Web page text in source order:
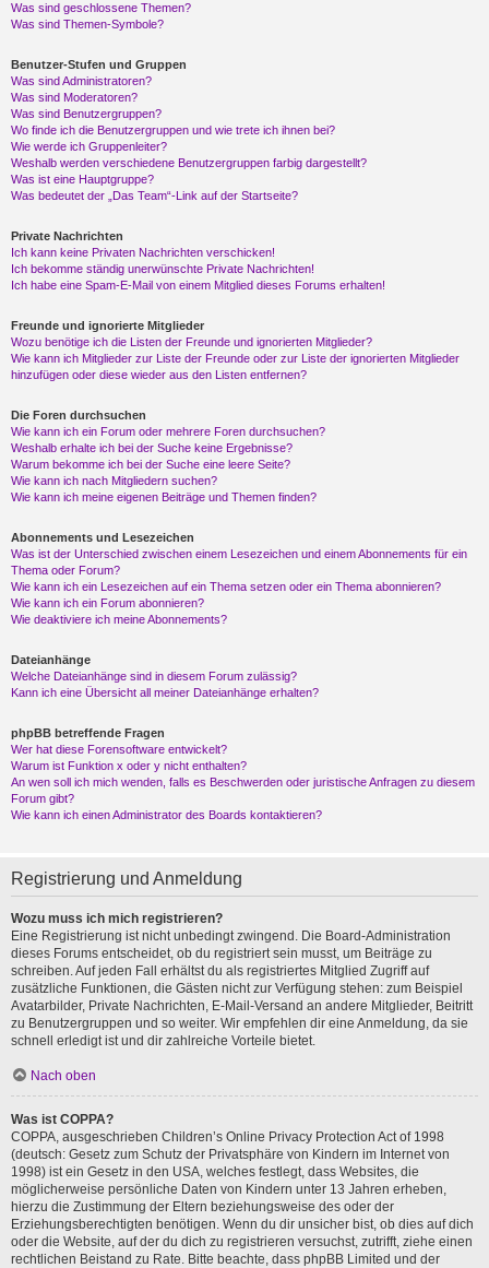
Was sind geschlossene Themen?
Was sind Themen-Symbole?
Benutzer-Stufen und Gruppen
Was sind Administratoren?
Was sind Moderatoren?
Was sind Benutzergruppen?
Wo finde ich die Benutzergruppen und wie trete ich ihnen bei?
Wie werde ich Gruppenleiter?
Weshalb werden verschiedene Benutzergruppen farbig dargestellt?
Was ist eine Hauptgruppe?
Was bedeutet der „Das Team“-Link auf der Startseite?
Private Nachrichten
Ich kann keine Privaten Nachrichten verschicken!
Ich bekomme ständig unerwünschte Private Nachrichten!
Ich habe eine Spam-E-Mail von einem Mitglied dieses Forums erhalten!
Freunde und ignorierte Mitglieder
Wozu benötige ich die Listen der Freunde und ignorierten Mitglieder?
Wie kann ich Mitglieder zur Liste der Freunde oder zur Liste der ignorierten Mitglieder
hinzufügen oder diese wieder aus den Listen entfernen?
Die Foren durchsuchen
Wie kann ich ein Forum oder mehrere Foren durchsuchen?
Weshalb erhalte ich bei der Suche keine Ergebnisse?
Warum bekomme ich bei der Suche eine leere Seite?
Wie kann ich nach Mitgliedern suchen?
Wie kann ich meine eigenen Beiträge und Themen finden?
Abonnements und Lesezeichen
Was ist der Unterschied zwischen einem Lesezeichen und einem Abonnements für ein
Thema oder Forum?
Wie kann ich ein Lesezeichen auf ein Thema setzen oder ein Thema abonnieren?
Wie kann ich ein Forum abonnieren?
Wie deaktiviere ich meine Abonnements?
Dateianhänge
Welche Dateianhänge sind in diesem Forum zulässig?
Kann ich eine Übersicht all meiner Dateianhänge erhalten?
phpBB betreffende Fragen
Wer hat diese Forensoftware entwickelt?
Warum ist Funktion x oder y nicht enthalten?
An wen soll ich mich wenden, falls es Beschwerden oder juristische Anfragen zu diesem
Forum gibt?
Wie kann ich einen Administrator des Boards kontaktieren?
Registrierung und Anmeldung
Wozu muss ich mich registrieren?
Eine Registrierung ist nicht unbedingt zwingend. Die Board-Administration
dieses Forums entscheidet, ob du registriert sein musst, um Beiträge zu
schreiben. Auf jeden Fall erhältst du als registriertes Mitglied Zugriff auf
zusätzliche Funktionen, die Gästen nicht zur Verfügung stehen: zum Beispiel
Avatarbilder, Private Nachrichten, E-Mail-Versand an andere Mitglieder, Beitritt
zu Benutzergruppen und so weiter. Wir empfehlen dir eine Anmeldung, da sie
schnell erledigt ist und dir zahlreiche Vorteile bietet.
Nach oben
Was ist COPPA?
COPPA, ausgeschrieben Children’s Online Privacy Protection Act of 1998
(deutsch: Gesetz zum Schutz der Privatsphäre von Kindern im Internet von
1998) ist ein Gesetz in den USA, welches festlegt, dass Websites, die
möglicherweise persönliche Daten von Kindern unter 13 Jahren erheben,
hierzu die Zustimmung der Eltern beziehungsweise des oder der
Erziehungsberechtigten benötigen. Wenn du dir unsicher bist, ob dies auf dich
oder die Website, auf der du dich zu registrieren versuchst, zutrifft, ziehe einen
rechtlichen Beistand zu Rate. Bitte beachte, dass phpBB Limited und der